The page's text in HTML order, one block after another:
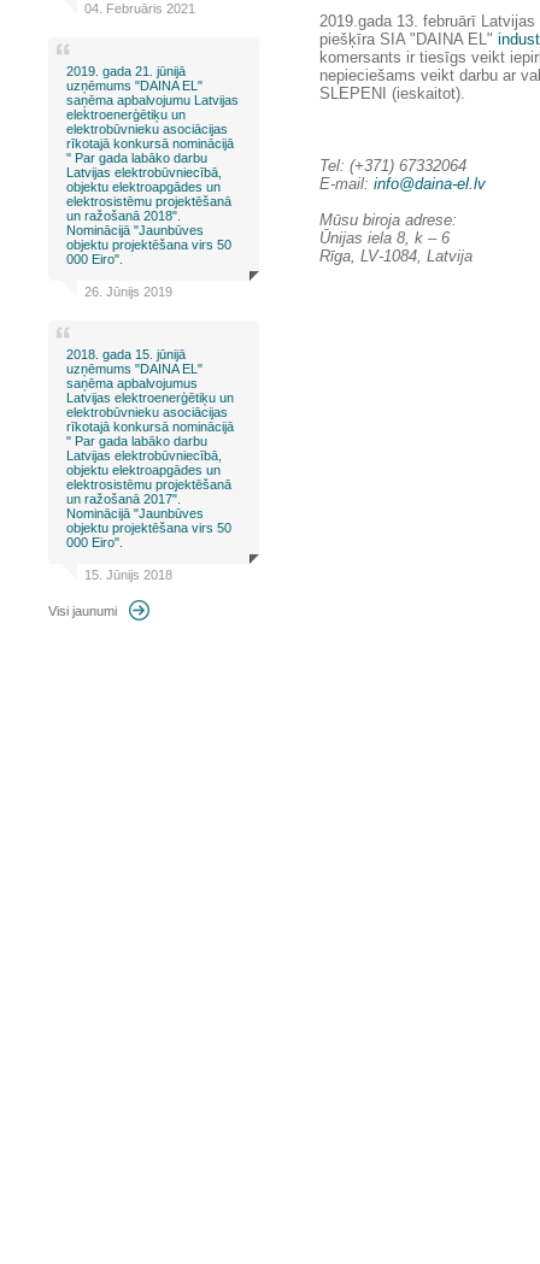
04. Februāris 2021
2019. gada 21. jūnijā
uzņēmums "DAINA EL"
saņēma apbalvojumu Latvijas
elektroenerģētiķu un
elektrobūvnieku asociācijas
rīkotajā konkursā nominācijā
" Par gada labāko darbu
Latvijas elektrobūvniecībā,
objektu elektroapgādes un
elektrosistēmu projektēšanā
un ražošanā 2018".
Nominācijā "Jaunbūves
objektu projektēšana virs 50
000 Eiro".
26. Jūnijs 2019
2018. gada 15. jūnijā
uzņēmums "DAINA EL"
saņēma apbalvojumus
Latvijas elektroenerģētiķu un
elektrobūvnieku asociācijas
rīkotajā konkursā nominācijā
" Par gada labāko darbu
Latvijas elektrobūvniecībā,
objektu elektroapgādes un
elektrosistēmu projektēšanā
un ražošanā 2017".
Nominācijā "Jaunbūves
objektu projektēšana virs 50
000 Eiro".
15. Jūnijs 2018
Visi jaunumi
2019.gada 13. februārī
piešķīra SIA "DAINA EL"
komersants ir tiesīgs veikt
nepieciešams veikt darbu ar
SLEPENI (ieskaitot).
Tel: (+371) 67332064
E-mail: info@daina-el.lv
Mūsu biroja adrese:
Ūnijas iela 8, k – 6
Rīga, LV-1084, Latvija